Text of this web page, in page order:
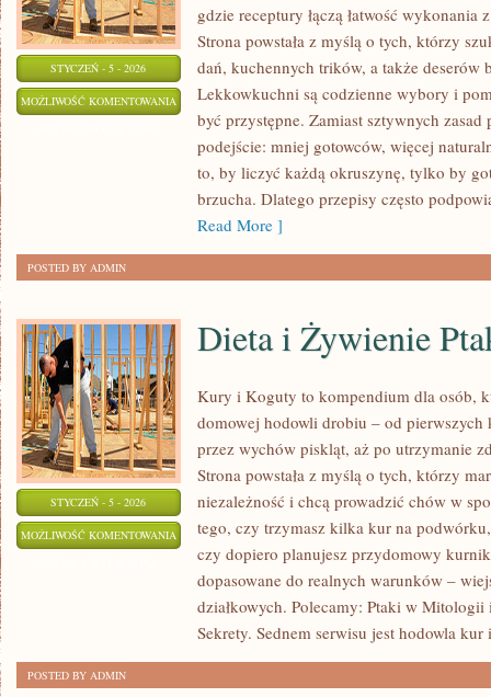
STYCZEŃ - 5 - 2026
MOŻLIWOŚĆ KOMENTOWANIA FAKTY
MITY
gdzie receptury łączą łatwość wykonania
Strona powstała z myślą o tych, którzy
dań, kuchennych trików, a także deserów
Lekkowkuchni są codzienne wybory i
być przystępne. Zamiast sztywnych zasad
podejście: mniej gotowców, więcej
to, by liczyć każdą okruszynę, tylko by
brzucha. Dlatego przepisy często
Read More ]
POSTED BY ADMIN
STYCZEŃ - 5 - 2026
MOŻLIWOŚĆ KOMENTOWANIA DIETA
ŻYWIENIE
PTAKÓW
Dieta i Żywienie
Kury i Koguty to kompendium dla osób,
domowej hodowli drobiu – od
przez wychów piskląt, aż po utrzymanie
Strona powstała z myślą o tych, którzy
niezależność i chcą prowadzić chów w
tego, czy trzymasz kilka kur na
czy dopiero planujesz przydomowy
dopasowane do realnych warunków –
działkowych. Polecamy: Ptaki w
Sekrety. Sednem serwisu jest hodowla
POSTED BY ADMIN